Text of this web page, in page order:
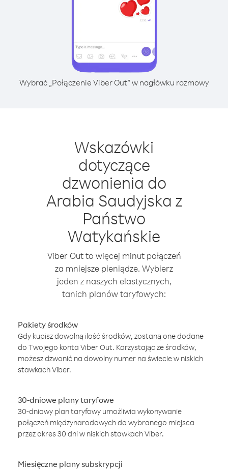
Wybrać „Połączenie Viber Out” w nagłówku rozmowy
Wskazówki
dotyczące
dzwonienia do
Arabia Saudyjska z
Państwo
Watykańskie
Viber Out to więcej minut połączeń
za mniejsze pieniądze. Wybierz
jeden z naszych elastycznych,
tanich planów taryfowych:
Pakiety środków
Gdy kupisz dowolną ilość środków, zostaną one dodane
do Twojego konta Viber Out. Korzystając ze środków,
możesz dzwonić na dowolny numer na świecie w niskich
stawkach Viber.
30-dniowe plany taryfowe
30-dniowy plan taryfowy umożliwia wykonywanie
połączeń międzynarodowych do wybranego miejsca
przez okres 30 dni w niskich stawkach Viber.
Miesięczne plany subskrypcji